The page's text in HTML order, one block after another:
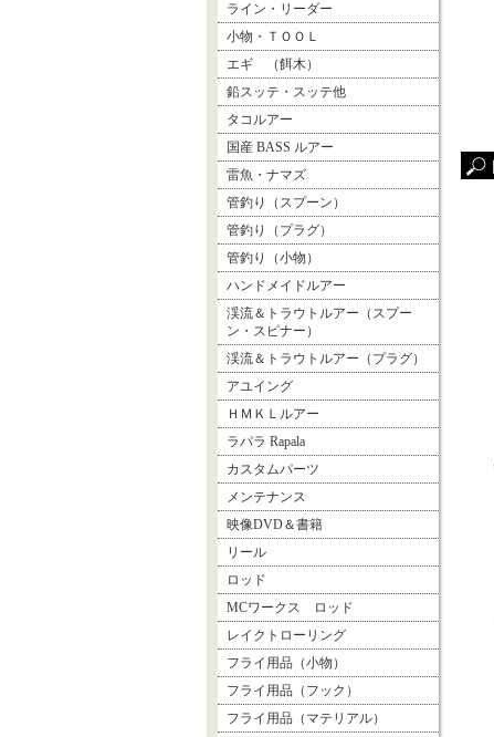
ライン・リーダー
小物・ＴＯＯＬ
エギ （餌木）
鉛スッテ・スッテ他
タコルアー
国産 BASS ルアー
雷魚・ナマズ
管釣り（スプーン）
管釣り（プラグ）
管釣り（小物）
ハンドメイドルアー
渓流＆トラウトルアー（スプー
ン・スピナー）
渓流＆トラウトルアー（プラグ）
アユイング
ＨＭＫＬルアー
ラパラ Rapala
カスタムパーツ
メンテナンス
映像DVD＆書籍
リール
ロッド
MCワークス ロッド
レイクトローリング
フライ用品（小物）
フライ用品（フック）
フライ用品（マテリアル）